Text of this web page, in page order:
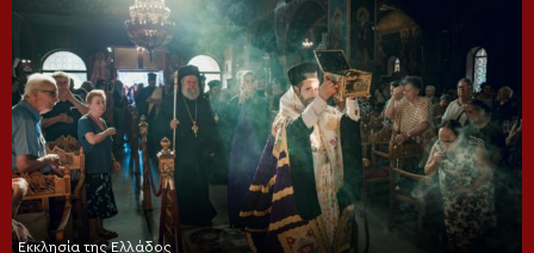
Εκκλησία της Ελλάδος